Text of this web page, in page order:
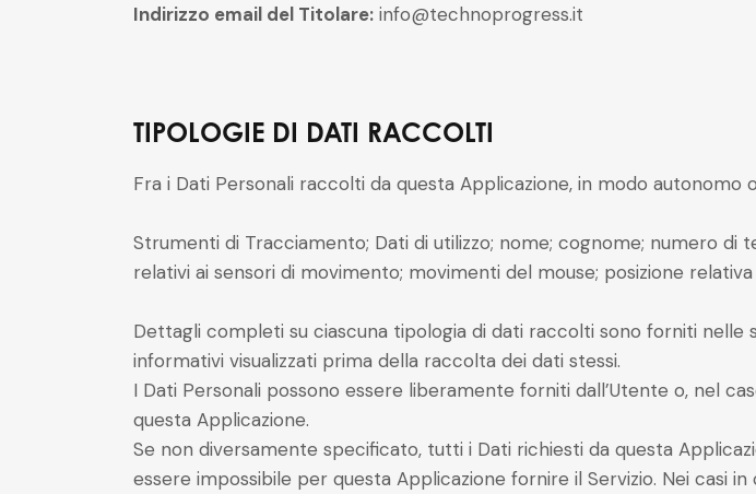
Indirizzo email del Titolare: info@technoprogress.it
TIPOLOGIE DI DATI RACCOLTI
Fra i Dati Personali raccolti da questa Applicazione, in modo
Strumenti di Tracciamento; Dati di utilizzo; nome; cognome; numero di
relativi ai sensori di movimento; movimenti del mouse; posizione
Dettagli completi su ciascuna tipologia di dati raccolti sono forniti
informativi visualizzati prima della raccolta dei dati stessi.
I Dati Personali possono essere liberamente forniti dall’Utente o, nel
questa Applicazione.
Se non diversamente specificato, tutti i Dati richiesti da questa
essere impossibile per questa Applicazione fornire il Servizio. Nei casi